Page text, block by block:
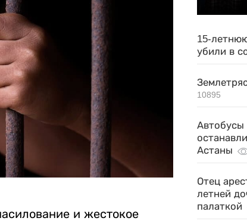
и жестокое
15-
убили в
10895
Автобусы
Астаны
Отец
летней
палаткой